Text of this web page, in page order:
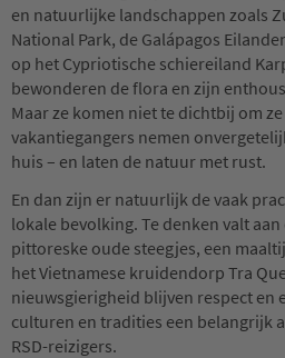
en natuurlijke landschappen zoals
National Park, de Galápagos
op het Cypriotische schiereiland
bewonderen de flora en zijn
Maar ze komen niet te dichtbij om
vakantiegangers nemen
huis – en laten de natuur met rust.
En dan zijn er natuurlijk de vaak
lokale bevolking. Te denken valt
pittoreske oude steegjes, een
het Vietnamese kruidendorp Tra
nieuwsgierigheid blijven respect en
culturen en tradities een belangrijk
RSD-reizigers.